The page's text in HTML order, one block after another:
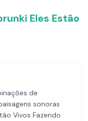
Eles Estão
de
sonoras
Vivos Fazendo